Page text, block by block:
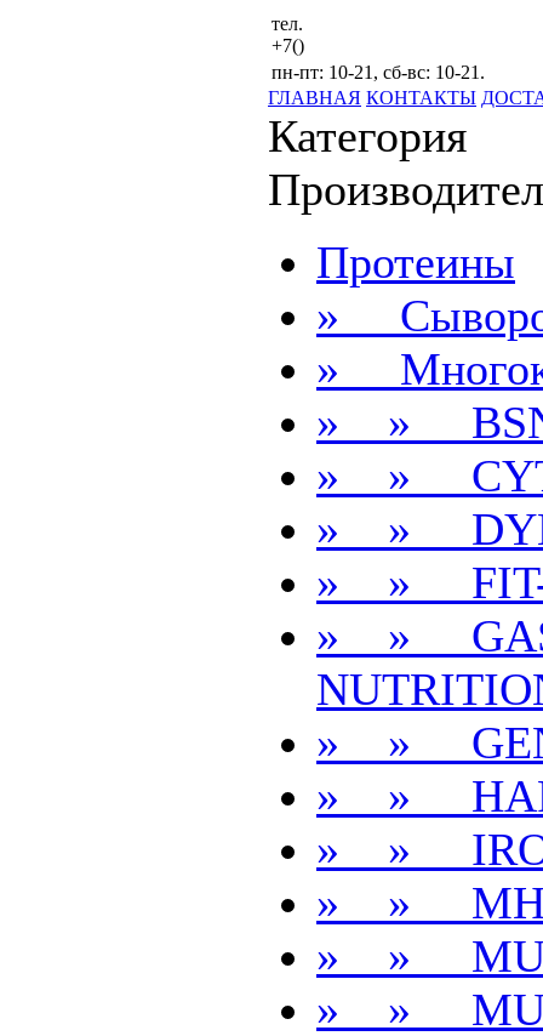
тел.
+7()
пн-пт: 10-21, сб-вс: 10-21.
ГЛАВНАЯ КОНТАКТЫ
Категория
Протеины
»
»
» »
» »
» »
» » FIT-
» »
» »
» »
» »
» »
» »
» »